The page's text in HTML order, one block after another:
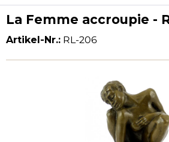
La Femme accroupie -
Artikel-Nr.: RL-206